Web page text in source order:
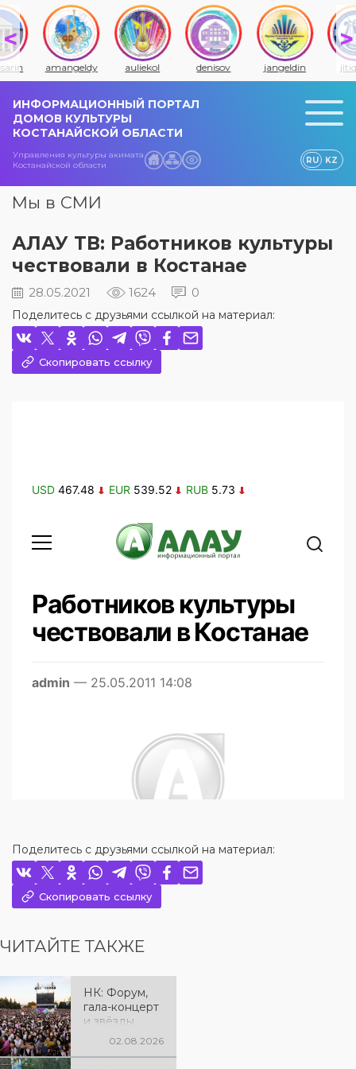
amangeldy auliekol denisov jangeldin jitiqara
ИНФОРМАЦИОННЫЙ ПОРТАЛ
ДОМОВ КУЛЬТУРЫ
КОСТАНАЙСКОЙ ОБЛАСТИ
Управления культуры акимата
Костанайской области
RU KZ
Мы в СМИ
АЛАУ ТВ: Работников культуры
чествовали в Костанае
28.05.2021 1624 0
Поделитесь с друзьями ссылкой на материал:
Скопировать ссылку
Поделитесь с друзьями ссылкой на материал:
Скопировать ссылку
ЧИТАЙТЕ ТАКЖЕ
НК: Форум,
гала-концерт
и звёзды
эстрады: как
02.08.2026